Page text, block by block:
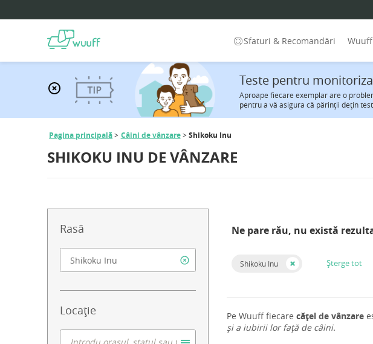
Sfaturi & Recomandări Wuuff
Teste pentru
Aproape fiecare exemplar are o
pentru a vă asigura că părinţii deţin
Pagina principală Câini de vânzare Shikoku Inu
SHIKOKU INU DE VÂNZARE
Rasă
Locație
Ne pare rău, nu există
Shikoku Inu Șterge tot
Pe Wuuff fiecare cățel de vânzare
și a iubirii lor față de câini.